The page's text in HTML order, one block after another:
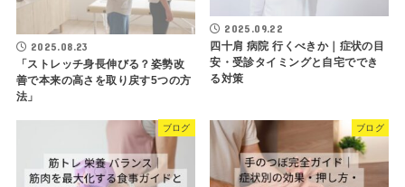
2025.08.23
「ストレッチ身長伸びる？姿勢改
善で本来の高さを取り戻す5つの方
法」
2025.09.22
四十肩 病院 行くべきか｜症状の目
安・受診タイミングと自宅ででき
る対策
ブログ ブログ